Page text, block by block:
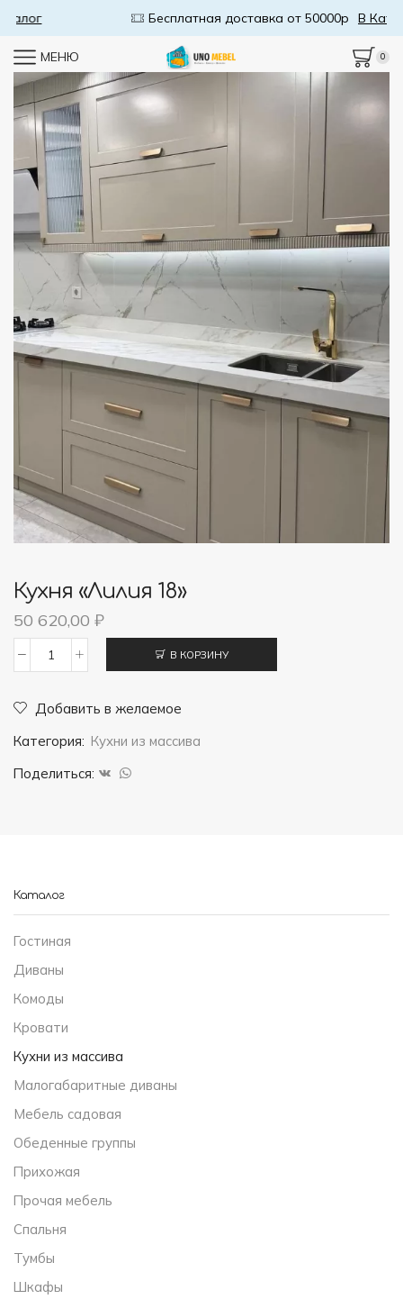
Бесплатная доставка от 50000р В Каталог
МЕНЮ 0
Кухня «Лилия 18»
50 620,00 ₽
Кухня
"Лилия
18"
В КОРЗИНУ
Добавить в желаемое
Категория: Кухни из массива
Поделиться:
Каталог
Гостиная
Диваны
Комоды
Кровати
Кухни из массива
Малогабаритные диваны
Мебель садовая
Обеденные группы
Прихожая
Прочая мебель
Спальня
Тумбы
Шкафы